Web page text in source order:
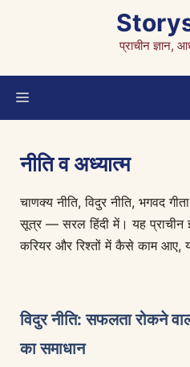
प्राचीन ज्ञान,
Menu
नीति व अध्यात्म
चाणक्य नीति, विदुर नीति, भगवद
सूत्र — सरल हिंदी में। यह
करियर और रिश्तों में कैसे काम आए,
विदुर नीति: सफलता रोकने
का समाधान